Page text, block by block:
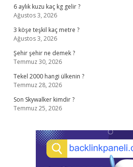
6 aylık kuzu kaç kg gelir ?
Ağustos 3, 2026
3 köşe teşkil kaç metre ?
Ağustos 3, 2026
Şehir şehir ne demek ?
Temmuz 30, 2026
Tekel 2000 hangi ülkenin ?
Temmuz 28, 2026
Son Skywalker kimdir ?
Temmuz 25, 2026